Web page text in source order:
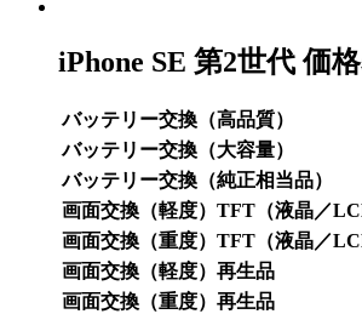
iPhone SE 第2世代価
バッテリー交換（高品質）
バッテリー交換（大容量）
バッテリー交換（純正相当品）
画面交換（軽度） TFT（液晶／
画面交換（重度） TFT（液晶／
画面交換（軽度） 再生品
画面交換（重度） 再生品